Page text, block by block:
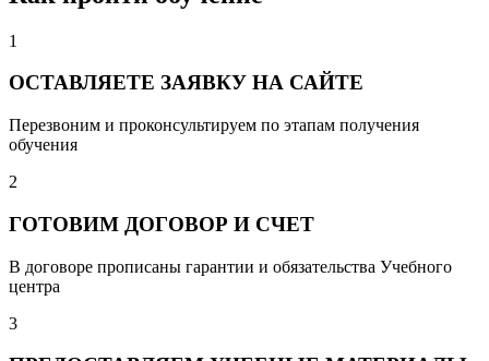
1
ОСТАВЛЯЕТЕ ЗАЯВКУ НА САЙТЕ
Перезвоним и проконсультируем по этапам получения
обучения
2
ГОТОВИМ ДОГОВОР И СЧЕТ
В договоре прописаны гарантии и обязательства Учебного
центра
3